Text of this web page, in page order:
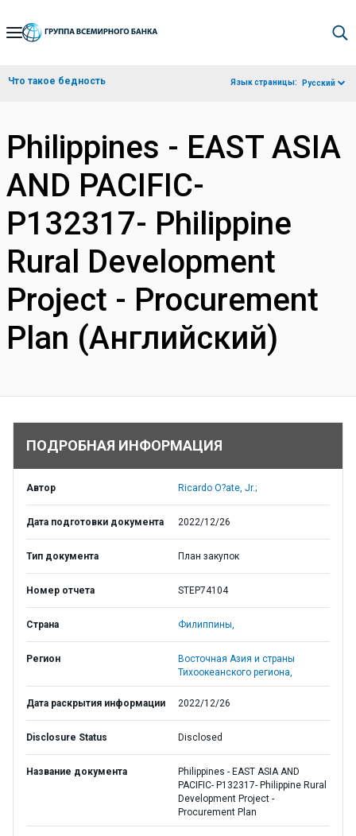
Skip
Navigation
Что такое бедность Язык страницы: Русский
Philippines - EAST ASIA
AND PACIFIC-
P132317- Philippine
Rural Development
Project - Procurement
Plan (Английский)
ПОДРОБНАЯ ИНФОРМАЦИЯ
Автор Ricardo O?ate, Jr.;
Дата подготовки документа 2022/12/26
Тип документа План закупок
Номер отчета STEP74104
Страна Филиппины,
Регион
Восточная Азия и страны
Тихоокеанского региона,
Дата раскрытия информации 2022/12/26
Disclosure Status Disclosed
Название документа
Philippines - EAST ASIA AND
PACIFIC- P132317- Philippine Rural
Development Project -
Procurement Plan